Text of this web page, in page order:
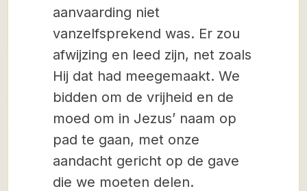
aanvaarding niet
vanzelfsprekend was. Er zou
afwijzing en leed zijn, net zoals
Hij dat had meegemaakt. We
bidden om de vrijheid en de
moed om in Jezus’ naam op
pad te gaan, met onze
aandacht gericht op de gave
die we moeten delen.